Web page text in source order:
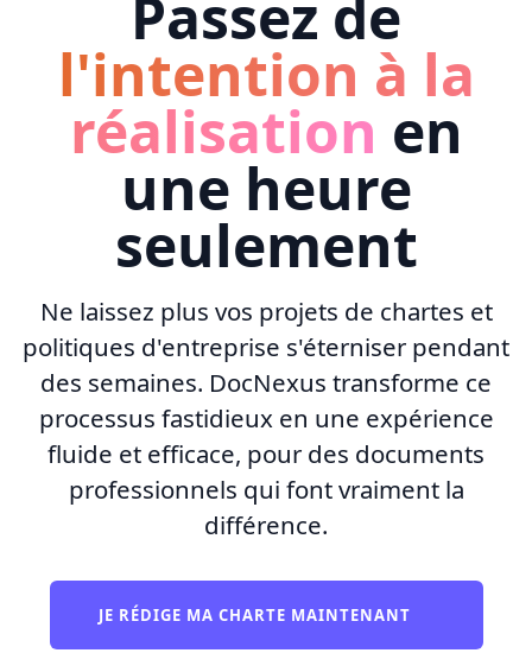
Passez de
l'intention à la
réalisation en
une heure
seulement
Ne laissez plus vos projets de chartes et
politiques d'entreprise s'éterniser pendant
des semaines. DocNexus transforme ce
processus fastidieux en une expérience
fluide et efficace, pour des documents
professionnels qui font vraiment la
différence.
JE RÉDIGE MA CHARTE MAINTENANT